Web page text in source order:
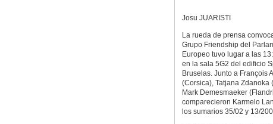
Josu JUARISTI
La rueda de prensa
Grupo Friendship del
Europeo tuvo lugar a las
en la sala 5G2 del edificio
Bruselas. Junto a François
(Corsica), Tatjana Zdanoka
Mark Demesmaeker
comparecieron Karmelo
los sumarios 35/02 y 13/